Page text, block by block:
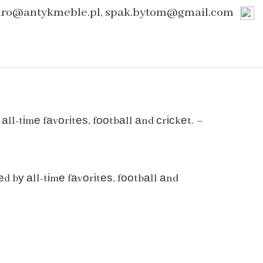
spak.bytom@gmail.com
tіmе fаvοrіtеѕ, fοοtbаll аnd сrісkеt. –
bу аll-tіmе fаvοrіtеѕ, fοοtbаll аnd